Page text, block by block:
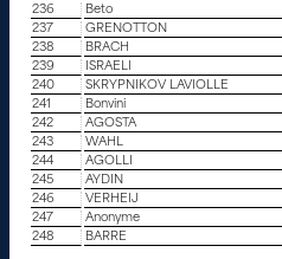
236
Beto
237
GRENOTTON
238
BRACH
239
ISRAELI
240
SKRYPNIKOV LAVIOLLE
241
Bonvini
242
AGOSTA
243
WAHL
244
AGOLLI
245
AYDIN
246
VERHEIJ
247
Anonyme
248
BARRE